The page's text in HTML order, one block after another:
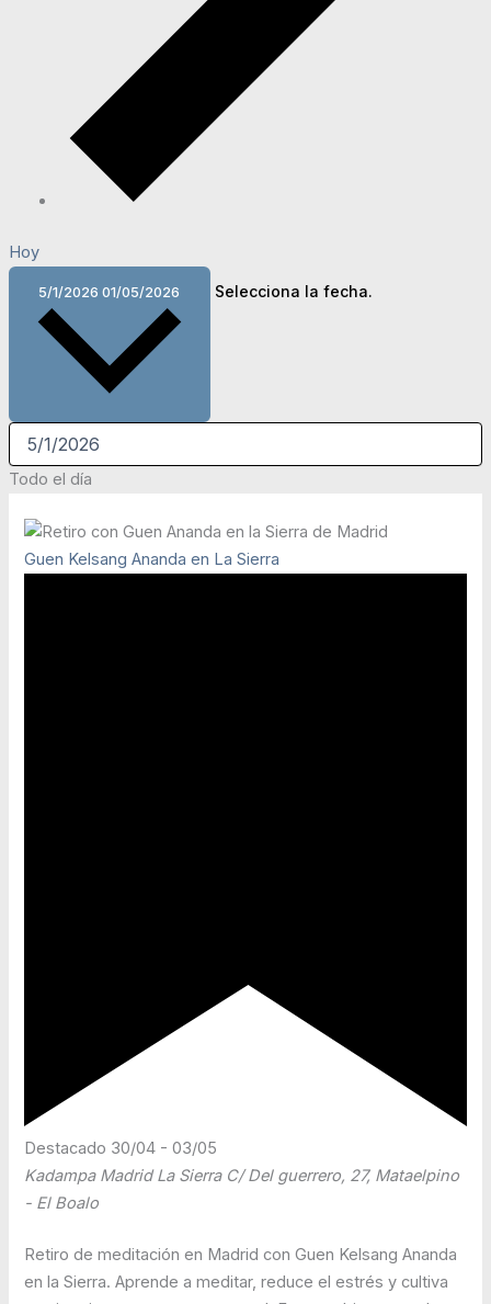
Hoy
5/1/202601/05/2026 Selecciona la fecha.
Todo el día
Guen Kelsang Ananda en La Sierra
Destacado 30/04 -03/05
Kadampa Madrid La Sierra C/ Del guerrero, 27, Mataelpino
- El Boalo
Retiro de meditación en Madrid con Guen Kelsang Ananda
en la Sierra. Aprende a meditar, reduce el estrés y cultiva